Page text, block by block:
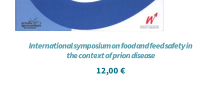
International symposium on food and feed safety in
the context of prion disease
12,00 €